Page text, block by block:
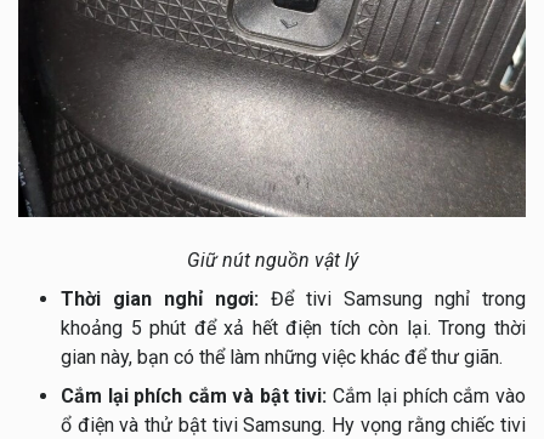
Giữ nút nguồn vật lý
Thời gian nghỉ ngơi: Để tivi Samsung nghỉ trong
khoảng 5 phút để xả hết điện tích còn lại. Trong thời
gian này, bạn có thể làm những việc khác để thư giãn.
Cắm lại phích cắm và bật tivi: Cắm lại phích cắm vào
ổ điện và thử bật tivi Samsung. Hy vọng rằng chiếc tivi